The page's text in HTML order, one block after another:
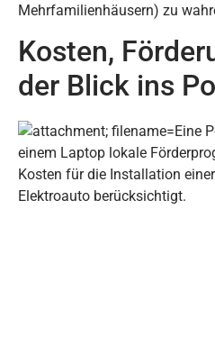
Mehrfamilienhäusern) zu
Kosten,
der Blick ins